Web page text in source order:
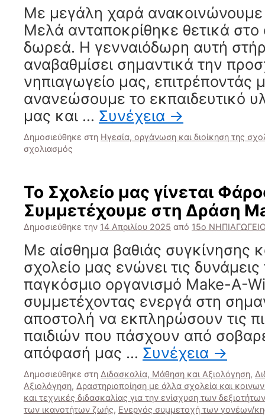
Τοπικό
Τύπο
Με μεγάλη χαρά ανακοινώνουμε
Μελά ανταποκρίθηκε θετικά στο
δωρεά. Η γενναιόδωρη αυτή
αναβαθμίσει σημαντικά την
νηπιαγωγείο μας, επιτρέποντάς
ανανεώσουμε το εκπαιδευτικό
μας και … Συνέχεια →
Δημοσιεύθηκε στη Ηγεσία, οργάνωση και διοίκηση της
σχολιασμός
Στήριξη
από
το
Ίδρυμα
Β.
Μελά
για
το
Νηπιαγωγείο
μας
Το Σχολείο μας γίνεται
Συμμετέχουμε στη Δράση
Δημοσιεύθηκε την 14 Απριλίου 2025 από 15ο
Με αίσθημα βαθιάς συγκίνησης
σχολείο μας ενώνει τις
παγκόσμιο οργανισμό Make-A-
συμμετέχοντας ενεργά στη
αποστολή να εκπληρώσουν τις
παιδιών που πάσχουν από
απόφασή μας … Συνέχεια →
Δημοσιεύθηκε στη Διδασκαλία, Μάθηση και Αξιολόγηση,
Αξιολόγηση, Δραστηριοποίηση με άλλα σχολεία και
και τεχνικές διδασκαλίας για την ενίσχυση των δεξιοτήτων
των ικανοτήτων ζωής, Ενεργός συμμετοχή των γονέων/